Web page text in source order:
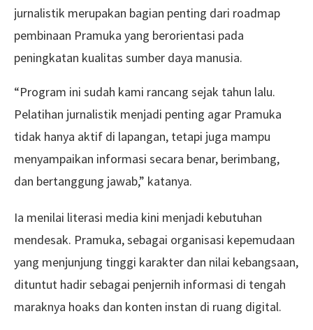
jurnalistik merupakan bagian penting dari roadmap
pembinaan Pramuka yang berorientasi pada
peningkatan kualitas sumber daya manusia.
“Program ini sudah kami rancang sejak tahun lalu.
Pelatihan jurnalistik menjadi penting agar Pramuka
tidak hanya aktif di lapangan, tetapi juga mampu
menyampaikan informasi secara benar, berimbang,
dan bertanggung jawab,” katanya.
Ia menilai literasi media kini menjadi kebutuhan
mendesak. Pramuka, sebagai organisasi kepemudaan
yang menjunjung tinggi karakter dan nilai kebangsaan,
dituntut hadir sebagai penjernih informasi di tengah
maraknya hoaks dan konten instan di ruang digital.